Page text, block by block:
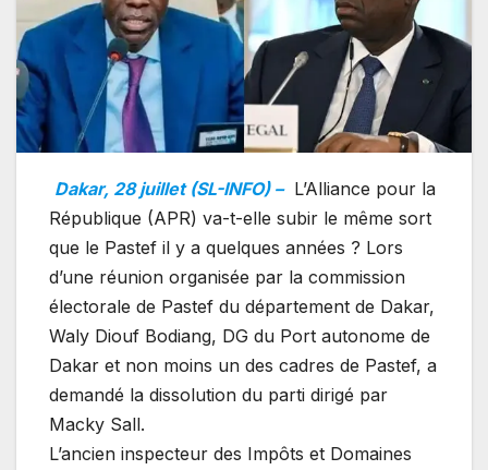
Dakar, 28 juillet (SL-INFO) – L’Alliance pour la
République (APR) va-t-elle subir le même sort
que le Pastef il y a quelques années ? Lors
d’une réunion organisée par la commission
électorale de Pastef du département de Dakar,
Waly Diouf Bodiang, DG du Port autonome de
Dakar et non moins un des cadres de Pastef, a
demandé la dissolution du parti dirigé par
Macky Sall.
L’ancien inspecteur des Impôts et Domaines